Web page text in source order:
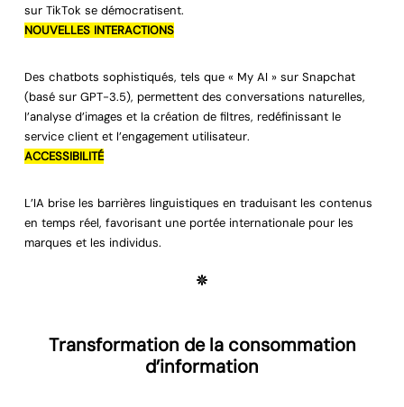
sur TikTok se démocratisent.
NOUVELLES INTERACTIONS
Des chatbots sophistiqués, tels que « My AI » sur Snapchat
(basé sur GPT-3.5), permettent des conversations naturelles,
l’analyse d’images et la création de filtres, redéfinissant le
service client et l’engagement utilisateur.
ACCESSIBILITÉ
L’IA brise les barrières linguistiques en traduisant les contenus
en temps réel, favorisant une portée internationale pour les
marques et les individus.
Transformation de la consommation
d’information